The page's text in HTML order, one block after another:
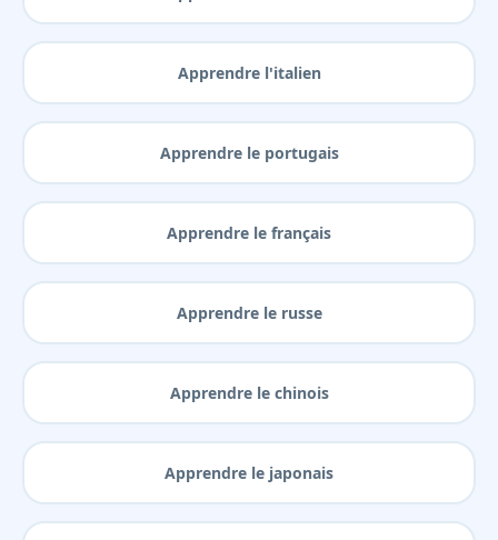
Apprendre l'italien
Apprendre le portugais
Apprendre le français
Apprendre le russe
Apprendre le chinois
Apprendre le japonais